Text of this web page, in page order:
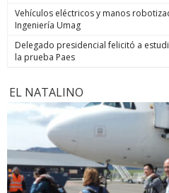
Vehículos eléctricos y manos
Ingeniería Umag
Delegado presidencial felicitó a
la prueba Paes
EL NATALINO